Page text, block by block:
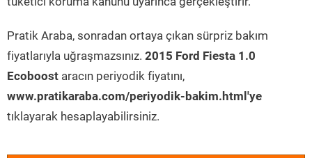
Pratik Araba, sonradan ortaya çıkan sürpriz bakım
fiyatlarıyla uğraşmazsınız. 2015 Ford Fiesta 1.0
Ecoboost aracın periyodik fiyatını,
www.pratikaraba.com/periyodik-bakim.html'ye
tıklayarak hesaplayabilirsiniz.